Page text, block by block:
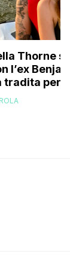
Thorne
l’ex
tradita per
che